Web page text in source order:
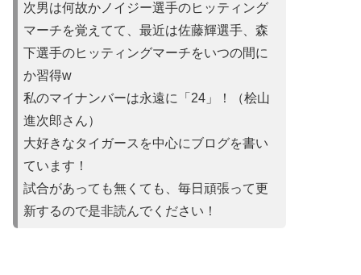
次男は何故かノイ ジー選手のヒッティング
マーチを覚えてて、最近は佐藤輝選手、森
下選手のヒッティングマーチをいつの間に
か習得w
私のマイナンバーは永遠に「24」！（桧山
進次郎さん）
大好きなタイガースを中心にブログを書い
ています！
試合があって も無くても、毎日頑張って更
新するので是非読んでください！